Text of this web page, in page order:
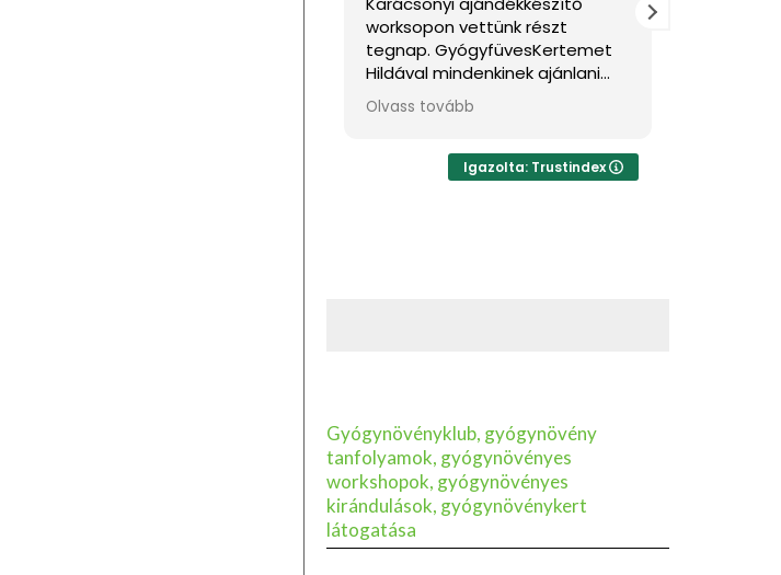
worksopon vettünk részt
tegnap. GyógyfüvesKertemet
Hildával mindenkinek ajánlani
tudom, ha feltöltődésre,
egyben tudásra vágyik kellemes
több csillagot adni, akkor azt
mind adnám.
Olvass tovább
Igazolta: Trustindex
Gyógynövényklub, gyógynövény
tanfolyamok, gyógynövényes
workshopok, gyógynövényes
kirándulások, gyógynövénykert
látogatása